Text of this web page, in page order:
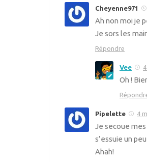
Cheyenne971
Ah non moi je
Je sors les
Répondre
Vee
Oh !
Pipelette 4
Je secoue
s’essuie un
Ahah!